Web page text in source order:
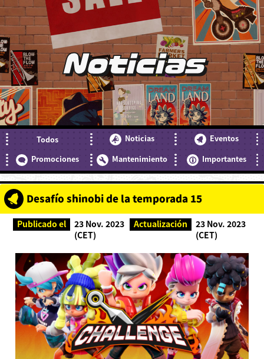
Noticias
Todos Noticias
Eventos
Promociones
Mantenimiento Importantes
Desafío shinobi de la temporada 15
Publicado el
23 Nov. 2023
(CET)
Actualización
23 Nov. 2023
(CET)